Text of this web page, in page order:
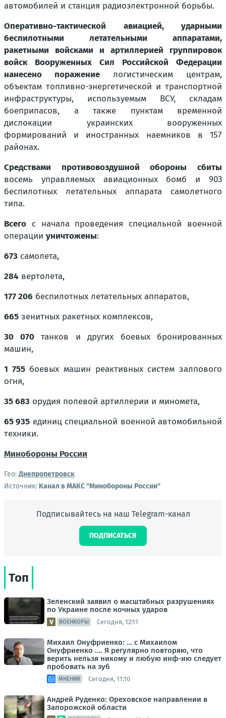
автомобилей и станция радиоэлектронной борьбы.
Оперативно-тактической авиацией, ударными
беспилотными летательными аппаратами,
ракетными войсками и артиллерией группировок
войск Вооруженных Сил Российской Федерации
нанесено поражение логистическим центрам,
объектам топливно-энергетической и транспортной
инфраструктуры, используемым ВСУ, складам
боеприпасов, а также пунктам временной
дислокации украинских вооруженных
формирований и иностранных наемников в 157
районах.
Средствами противовоздушной обороны сбиты
восемь управляемых авиационных бомб и 903
беспилотных летательных аппарата самолетного
типа.
Всего с начала проведения специальной военной
операции уничтожены:
673 самолета,
284 вертолета,
177 206 беспилотных летательных аппаратов,
665 зенитных ракетных комплексов,
30 070танков и других боевых бронированных
машин,
1 755боевых машин реактивных систем залпового
огня,
35 683 орудия полевой артиллерии и миномета,
65 935 единиц специальной военной автомобильной
техники.
Минобороны России
Гео:Днепропетровск
Источник: Канал в МАКС "Минобороны России"
Подписывайтесь на наш Telegram-канал
ПОДПИСАТЬСЯ
Топ
Зеленский заявил о масштабных разрушениях
по Украине после ночных ударов
ВОЕНКОРЫ Сегодня, 12:11
Михаил Онуфриенко: … с Михаилом
Онуфриенко …. Я регулярно повторяю, что
верить нельзя никому и любую инф-ию следует
пробовать на зуб
МНЕНИЯ Сегодня, 11:10
Андрей Руденко: Ореховское направлении в
Запорожской области